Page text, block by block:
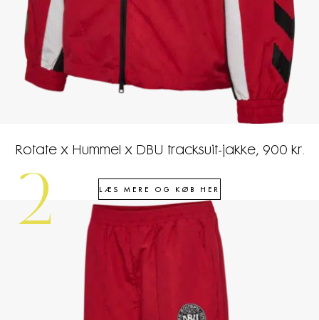
Rotate x Hummel x DBU tracksuit-jakke, 900 kr.
LÆS MERE OG KØB HER
2